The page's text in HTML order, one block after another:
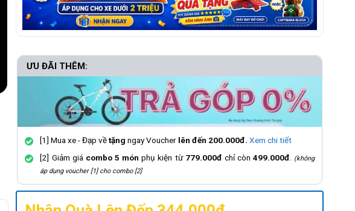
ƯU ĐÃI THÊM:
[1] Mua xe - Đạp vềtặng ngay Voucher lên đến 200.000đ. Xem chi tiết
[2] Giảm giá combo 5 món phụ kiện từ 779.000đ chỉ còn499.000đ
(không
áp dụng voucher [1] cho combo [2]